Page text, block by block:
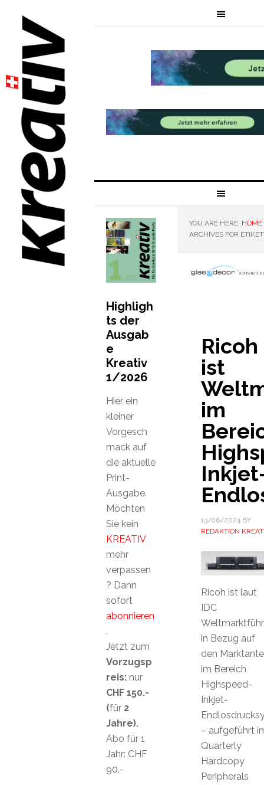
YOU ARE HERE: HOME
ARCHIVES FOR
Ricoh
ist
im
13/06/2024BY
REDAKTION
Ricoh ist laut
IDC
in Bezug auf
den
im Bereich
Highspeed-
Inkjet-
– aufgeführt
Quarterly
Hardcopy
Peripherals
Highligh
ts der
Ausgab
e
Kreativ
1/2026
Hier ein
kleiner
Vorgesch
mack auf
die aktuelle
Print-
Ausgabe.
Möchten
Sie kein
KREATIV
mehr
verpassen
? Dann
sofort
abonnieren
.
Jetzt zum
Vorzugsp
reis: nur
CHF 150.-
(für 2
Jahre).
Abo für 1
Jahr: CHF
90.-